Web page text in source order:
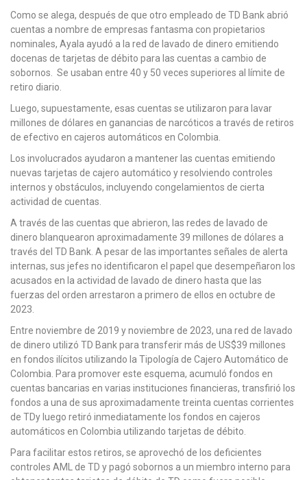
Como se alega, después de que otro empleado de TD Bank abrió
cuentas a nombre de empresas fantasma con propietarios
nominales, Ayala ayudó a la red de lavado de dinero emitiendo
docenas de tarjetas de débito para las cuentas a cambio de
sobornos. Se usaban entre 40 y 50 veces superiores al límite de
retiro diario.
Luego, supuestamente, esas cuentas se utilizaron para lavar
millones de dólares en ganancias de narcóticos a través de retiros
de efectivo en cajeros automáticos en Colombia.
Los involucrados ayudaron a mantener las cuentas emitiendo
nuevas tarjetas de cajero automático y resolviendo controles
internos y obstáculos, incluyendo congelamientos de cierta
actividad de cuentas.
A través de las cuentas que abrieron, las redes de lavado de
dinero blanquearon aproximadamente 39 millones de dólares a
través del TD Bank. A pesar de las importantes señales de alerta
internas, sus jefes no identificaron el papel que desempeñaron los
acusados en la actividad de lavado de dinero hasta que las
fuerzas del orden arrestaron a primero de ellos en octubre de
2023.
Entre noviembre de 2019 y noviembre de 2023, una red de lavado
de dinero utilizó TD Bank para transferir más de US$39 millones
en fondos ilícitos utilizando la Tipología de Cajero Automático de
Colombia. Para promover este esquema, acumuló fondos en
cuentas bancarias en varias instituciones financieras, transfirió los
fondos a una de sus aproximadamente treinta cuentas corrientes
de TDy luego retiró inmediatamente los fondos en cajeros
automáticos en Colombia utilizando tarjetas de débito.
Para facilitar estos retiros, se aprovechó de los deficientes
controles AML de TD y pagó sobornos a un miembro interno para